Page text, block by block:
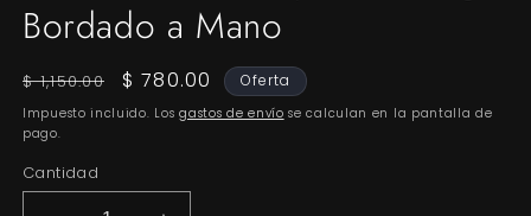
una
ventana
Bordado a Mano
Precio
habitual
$ 1,150.00
Precio
de
$ 780.00 Oferta
Impuesto incluido. Losgastos de envío se calculan en la pantalla de
pago.
Cantidad